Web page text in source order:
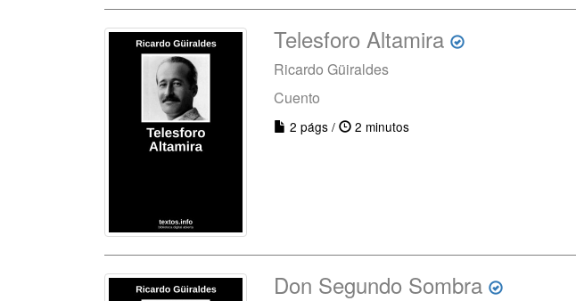
Telesforo Altamira
Ricardo Güiraldes
Cuento
2 págs / 2 minutos
Don Segundo Sombra